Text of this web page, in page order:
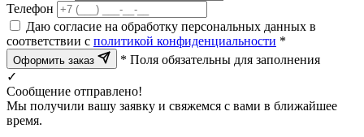
Телефон
Даю согласие на обработку персональных данных в
соответствии с политикой конфиденциальности *
Оформить заказ
* Поля обязательны для заполнения
✓
Сообщение отправлено!
Мы получили вашу заявку и свяжемся с вами в ближайшее
время.